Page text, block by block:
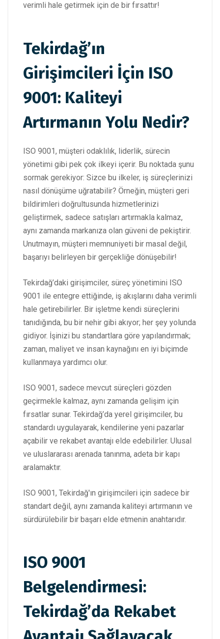
verimli hale getirmek için de bir fırsattır!
Tekirdağ’ın
Girişimcileri İçin ISO
9001: Kaliteyi
Artırmanın Yolu Nedir?
ISO 9001, müşteri odaklılık, liderlik, sürecin
yönetimi gibi pek çok ilkeyi içerir. Bu noktada şunu
sormak gerekiyor: Sizce bu ilkeler, iş süreçlerinizi
nasıl dönüşüme uğratabilir? Örneğin, müşteri geri
bildirimleri doğrultusunda hizmetlerinizi
geliştirmek, sadece satışları artırmakla kalmaz,
aynı zamanda markanıza olan güveni de pekiştirir.
Unutmayın, müşteri memnuniyeti bir masal değil,
başarıyı belirleyen bir gerçekliğe dönüşebilir!
Tekirdağ’daki girişimciler, süreç yönetimini ISO
9001 ile entegre ettiğinde, iş akışlarını daha verimli
hale getirebilirler. Bir işletme kendi süreçlerini
tanıdığında, bu bir nehir gibi akıyor; her şey yolunda
gidiyor. İşinizi bu standartlara göre yapılandırmak;
zaman, maliyet ve insan kaynağını en iyi biçimde
kullanmaya yardımcı olur.
ISO 9001, sadece mevcut süreçleri gözden
geçirmekle kalmaz, aynı zamanda gelişim için
fırsatlar sunar. Tekirdağ’da yerel girişimciler, bu
standardı uygulayarak, kendilerine yeni pazarlar
açabilir ve rekabet avantajı elde edebilirler. Ulusal
ve uluslararası arenada tanınma, adeta bir kapı
aralamaktır.
ISO 9001, Tekirdağ'ın girişimcileri için sadece bir
standart değil, aynı zamanda kaliteyi artırmanın ve
sürdürülebilir bir başarı elde etmenin anahtarıdır.
ISO 9001
Belgelendirmesi:
Tekirdağ’da Rekabet